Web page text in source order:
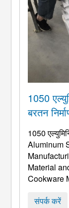
1050
बरतन
1050
Aluminum
Material
Cookware
आधार
संपर्क करें